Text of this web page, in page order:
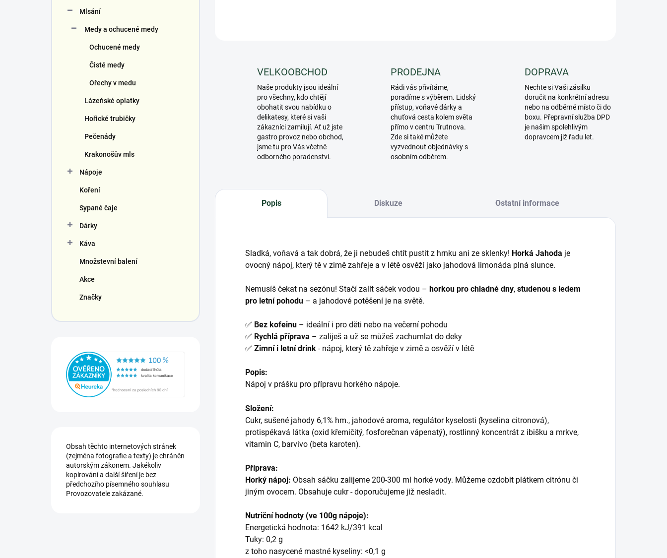
Mlsání
Medy a ochucené medy
Ochucené medy
Čisté medy
Ořechy v medu
Lázeňské oplatky
Hořické trubičky
Pečenády
Krakonošův mls
Nápoje
Koření
Sypané čaje
Dárky
Káva
Množstevní balení
Akce
Značky
Obsah těchto internetových stránek
(zejména fotografie a texty) je chráněn
autorským zákonem. Jakékoliv
kopírování a další šíření je bez
předchozího písemného souhlasu
Provozovatele zakázané.
VELKOOBCHOD
Naše produkty jsou ideální
pro všechny, kdo chtějí
obohatit svou nabídku o
delikatesy, které si vaši
zákazníci zamilují. Ať už jste
gastro provoz nebo obchod,
jsme tu pro Vás včetně
odborného poradenství.
PRODEJNA
Rádi vás přivítáme,
poradíme s výběrem. Lidský
přístup, voňavé dárky a
chuťová cesta kolem světa
přímo v centru Trutnova.
Zde si také můžete
vyzvednout objednávky s
osobním odběrem.
DOPRAVA
Nechte si Vaši zásilku
doručit na konkrétní adresu
nebo na odběrné místo či do
boxu. Přepravní služba DPD
je našim spolehlivým
dopravcem již řadu let.
Popis Diskuze Ostatní informace
Sladká, voňavá a tak dobrá, že ji nebudeš chtít pustit z hrnku ani ze sklenky! Horká Jahoda je
ovocný nápoj, který tě v zimě zahřeje a v létě osvěží jako jahodová limonáda plná slunce.
Nemusíš čekat na sezónu! Stačí zalít sáček vodou – horkou pro chladné dny, studenou s ledem
pro letní pohodu – a jahodové potěšení je na světě.
✅ Bez kofeinu – ideální i pro děti nebo na večerní pohodu
✅ Rychlá příprava – zaliješ a už se můžeš zachumlat do deky
✅ Zimní i letní drink - nápoj, který tě zahřeje v zimě a osvěží v létě
Popis:
Nápoj v prášku pro přípravu horkého nápoje.
Složení:
Cukr, sušené jahody 6,1% hm., jahodové aroma, regulátor kyselosti (kyselina citronová),
protispékavá látka (oxid křemičitý, fosforečnan vápenatý), rostlinný koncentrát z ibišku a mrkve,
vitamin C, barvivo (beta karoten).
Příprava:
Horký nápoj: Obsah sáčku zalijeme 200-300 ml horké vody. Můžeme ozdobit plátkem citrónu či
jiným ovocem. Obsahuje cukr - doporučujeme již nesladit.
Nutriční hodnoty (ve 100g nápoje):
Energetická hodnota: 1642 kJ/391 kcal
Tuky: 0,2 g
z toho nasycené mastné kyseliny: <0,1 g